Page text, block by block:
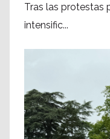
Tras las protestas
intensific...